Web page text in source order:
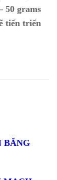
50 grams
tiến triển
BẰNG